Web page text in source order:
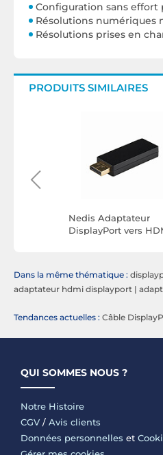
Configuration sans
Résolutions numériques
Résolutions prises en
PRODUITS SIMILAIRES
Nedis Adaptateur
DisplayPort vers
Dans la même thématique :
adaptateur hdmi displayport |
Tendances actuelles : Câble
QUI SOMMES NOUS ?
Notre Histoire
CGV / Avis clients
Données personnelles et